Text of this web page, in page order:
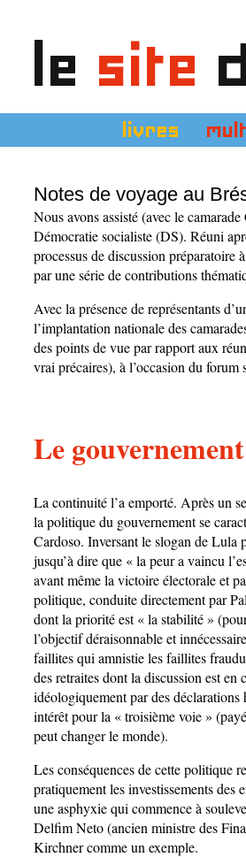
le site
livres
Notes de voyage au
Nous avons assisté (avec le
Démocratie socialiste (DS). Réuni
processus de discussion
par une série de contributions
Avec la présence de représentants
l’implantation nationale des
des points de vue par rapport aux
vrai précaires), à l’occasion du
Le gouvernement
La continuité l’a emporté. Après un
la politique du gouvernement se
Cardoso. Inversant le slogan de Lula
jusqu’à dire que « la peur a vaincu
avant même la victoire électorale et
politique, conduite directement par
dont la priorité est « la stabilité »
l’objectif déraisonnable et
faillites qui amnistie les faillites
des retraites dont la discussion est
idéologiquement par des
intérêt pour la « troisième voie »
peut changer le monde).
Les conséquences de cette politique
pratiquement les investissements des
une asphyxie qui commence à
Delfim Neto (ancien ministre des
Kirchner comme un exemple.